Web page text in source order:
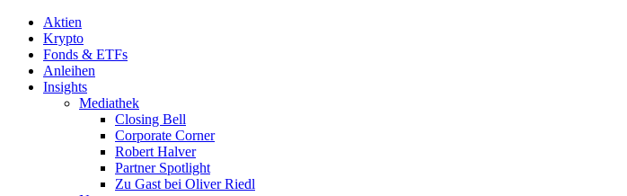
Aktien
Krypto
Fonds & ETFs
Anleihen
Insights
Mediathek
Closing Bell
Corporate Corner
Robert Halver
Partner Spotlight
Zu Gast bei Oliver Riedl